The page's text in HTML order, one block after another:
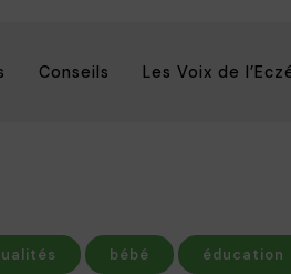
Conseils Les Voix de
bébé éducation